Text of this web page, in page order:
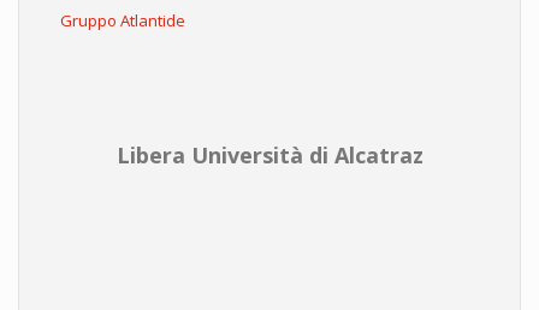
Gruppo Atlantide
Libera Università di Alcatraz